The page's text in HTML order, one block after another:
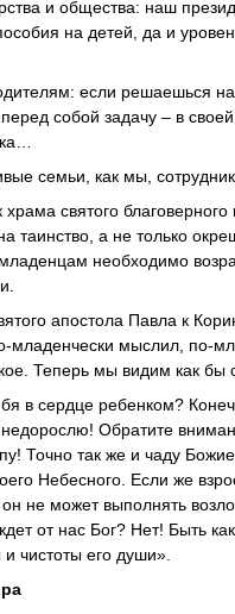
и общества: наш
на детей, да и
если решаешься
собой задачу – в
семьи, как мы,
святого благоверного
таинство, а не только
необходимо
апостола Павла к
младенчески мыслил, по-
Теперь мы видим как бы
в сердце ребенком?
Обратите
Точно так же и чаду
Небесного. Если же
не может выполнять
от нас Бог? Нет! Быть
чистоты его души».